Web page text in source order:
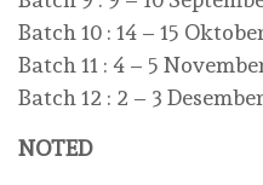
Batch 10 : 14 – 15
Batch 11 : 4 – 5
Batch 12 : 2 – 3
NOTED